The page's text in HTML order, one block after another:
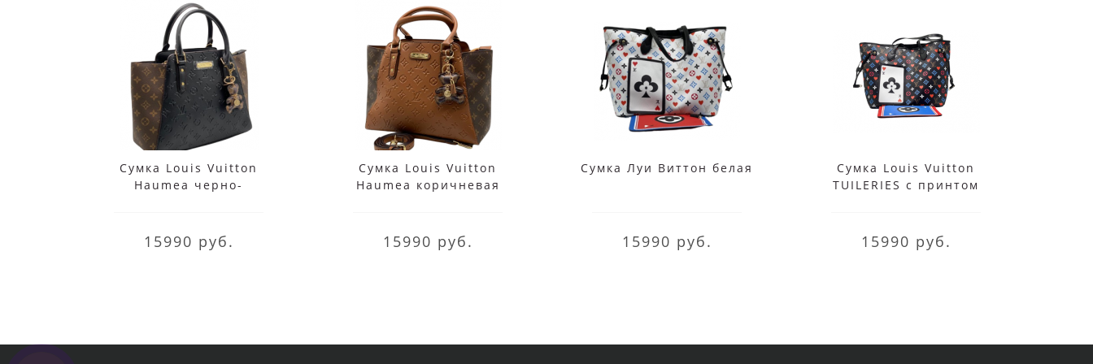
Сумка Louis Vuitton
Haumea черно-
15990 руб.
Сумка Louis Vuitton
Haumea коричневая
15990 руб.
Сумка Луи Виттон белая
15990 руб.
Сумка Louis Vuitton
TUILERIES с принтом
15990 руб.